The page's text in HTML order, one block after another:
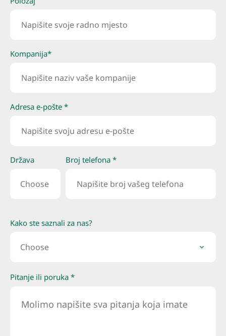
Kompanija*
Adresa e-pošte *
Država
Choose
Broj telefona *
Kako ste saznali za nas?
Choose
Pitanje ili poruka *